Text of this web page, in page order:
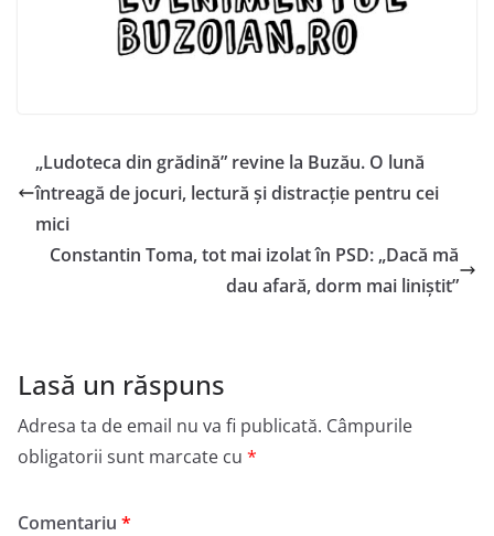
„Ludoteca din grădină” revine la Buzău. O lună
întreagă de jocuri, lectură și distracție pentru cei
mici
Constantin Toma, tot mai izolat în PSD: „Dacă mă
dau afară, dorm mai liniștit”
Lasă un răspuns
Adresa ta de email nu va fi publicată. Câmpurile
obligatorii sunt marcate cu *
Comentariu *